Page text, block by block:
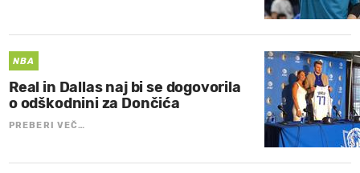
NBA
Real in Dallas naj bi se dogovorila
o odškodnini za Dončića
PREBERI VEČ…